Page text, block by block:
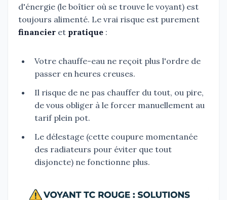
d'énergie (le boîtier où se trouve le voyant) est
toujours alimenté. Le vrai risque est purement
financier et pratique :
Votre chauffe-eau ne reçoit plus l'ordre de
passer en heures creuses.
Il risque de ne pas chauffer du tout, ou pire,
de vous obliger à le forcer manuellement au
tarif plein pot.
Le délestage (cette coupure momentanée
des radiateurs pour éviter que tout
disjoncte) ne fonctionne plus.